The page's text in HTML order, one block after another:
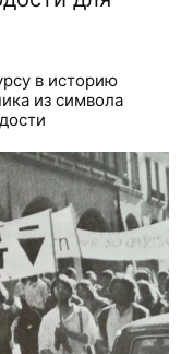
в историю
из символа